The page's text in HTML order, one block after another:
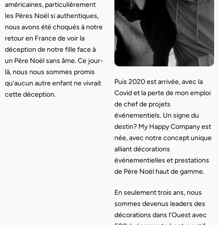
américaines, particulièrement
les Pères Noël si authentiques,
nous avons été choqués à notre
retour en France de voir la
déception de notre fille face à
un Père Noël sans âme. Ce jour-
là, nous nous sommes promis
qu’aucun autre enfant ne vivrait
cette déception.
Puis 2020 est arrivée, avec la
Covid et la perte de mon emploi
de chef de projets
événementiels. Un signe du
destin? My Happy Company est
née, avec notre concept unique
alliant décorations
événementielles et prestations
de Père Noël haut de gamme.
En seulement trois ans, nous
sommes devenus leaders des
décorations dans l’Ouest avec